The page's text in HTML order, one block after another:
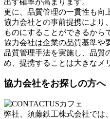
更に、品質管理の一貫性も向
協力会社との事前提携により
ものにすることができるから
協力会社は企業の品質基準や
品質管理手法を実施し、品質
め、提携することは大きなメ
協力会社をお探しの方へ
弊社、須藤鉄工株式会社では